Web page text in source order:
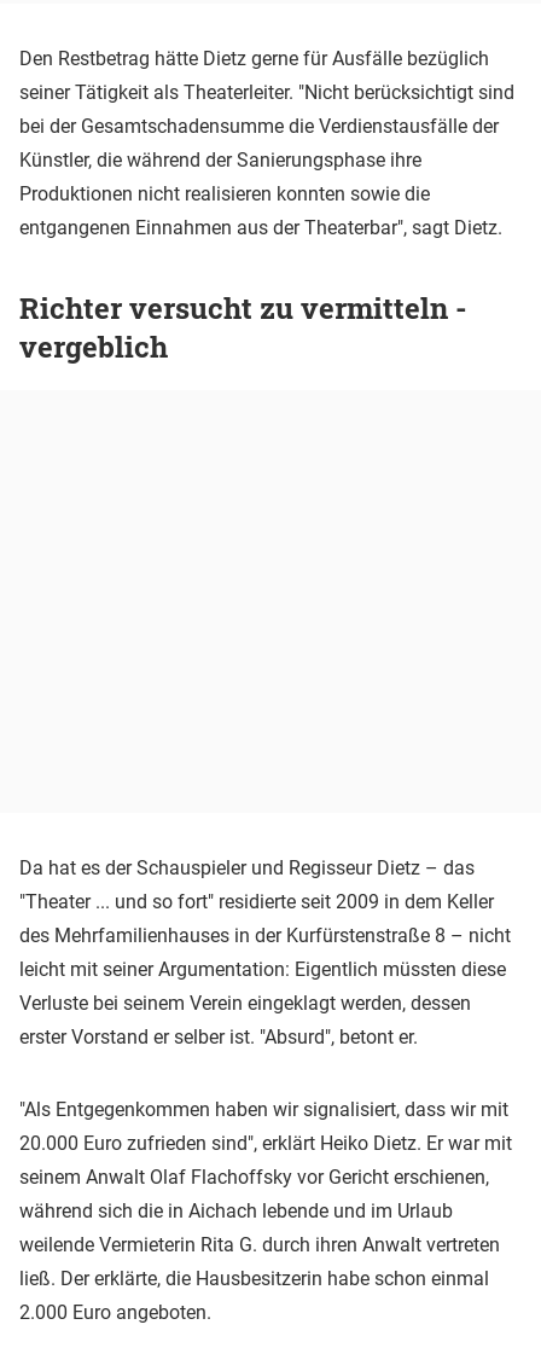
Den Restbetrag hätte Dietz gerne für Ausfälle bezüglich
seiner Tätigkeit als Theaterleiter. "Nicht berücksichtigt sind
bei der Gesamtschadensumme die Verdienstausfälle der
Künstler, die während der Sanierungsphase ihre
Produktionen nicht realisieren konnten sowie die
entgangenen Einnahmen aus der Theaterbar", sagt Dietz.
Richter versucht zu vermitteln -
vergeblich
Da hat es der Schauspieler und Regisseur Dietz – das
"Theater ... und so fort" residierte seit 2009 in dem Keller
des Mehrfamilienhauses in der Kurfürstenstraße 8 – nicht
leicht mit seiner Argumentation: Eigentlich müssten diese
Verluste bei seinem Verein eingeklagt werden, dessen
erster Vorstand er selber ist. "Absurd", betont er.
"Als Entgegenkommen haben wir signalisiert, dass wir mit
20.000 Euro zufrieden sind", erklärt Heiko Dietz. Er war mit
seinem Anwalt Olaf Flachoffsky vor Gericht erschienen,
während sich die in Aichach lebende und im Urlaub
weilende Vermieterin Rita G. durch ihren Anwalt vertreten
ließ. Der erklärte, die Hausbesitzerin habe schon einmal
2.000 Euro angeboten.